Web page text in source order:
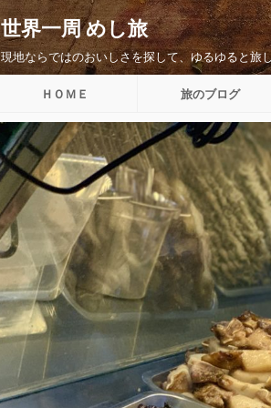
世界一周 めし旅
現地ならではのおいしさを探して、ゆるゆると旅
ＨＯＭＥ 旅のブログ